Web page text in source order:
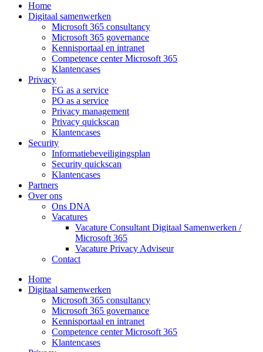
Home
Digitaal samenwerken
Microsoft 365 consultancy
Microsoft 365 governance
Kennisportaal en intranet
Competence center Microsoft 365
Klantencases
Privacy
FG as a service
PO as a service
Privacy management
Privacy quickscan
Klantencases
Security
Informatiebeveiligingsplan
Security quickscan
Klantencases
Partners
Over ons
Ons DNA
Vacatures
Vacature Consultant Digitaal Samenwerken /
Microsoft 365
Vacature Privacy Adviseur
Contact
Home
Digitaal samenwerken
Microsoft 365 consultancy
Microsoft 365 governance
Kennisportaal en intranet
Competence center Microsoft 365
Klantencases